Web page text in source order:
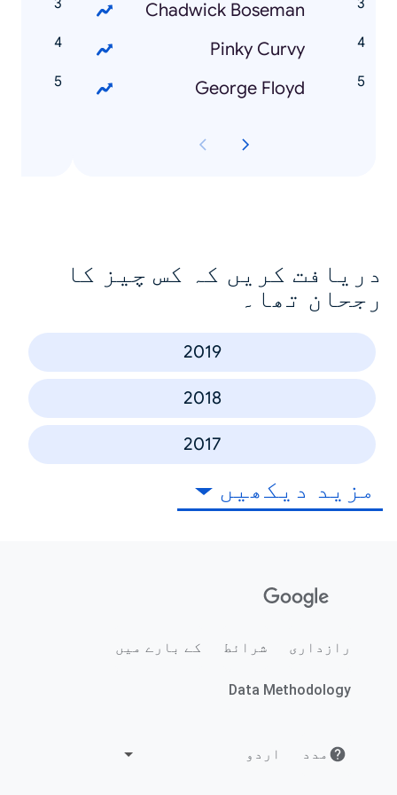
Chadwick Boseman
Pinky Curvy
George Floyd
دریافت کریں کہ کس چیز کا
رجحان تھا۔
2019
2018
2017
مزید دیکھیں
رازداری شرائط کے بارے میں
Data Methodology
مدد